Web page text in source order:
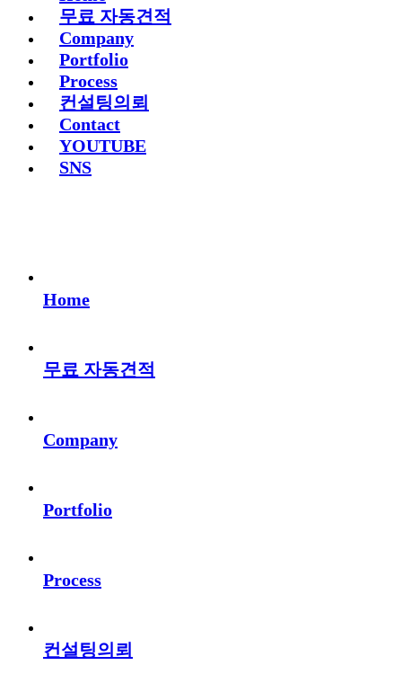
무료 자동견적
Company
Portfolio
Process
컨설팅의뢰
Contact
YOUTUBE
SNS
Home
무료 자동견적
Company
Portfolio
Process
컨설팅의뢰